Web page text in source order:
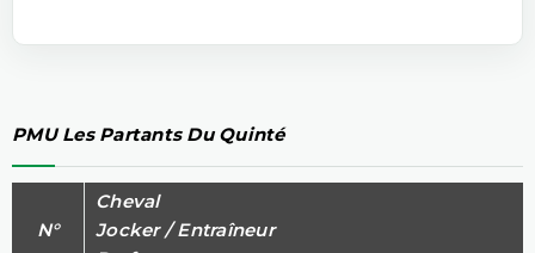
PMU Les Partants Du Quinté
N°
Cheval
Jocker / Entraîneur